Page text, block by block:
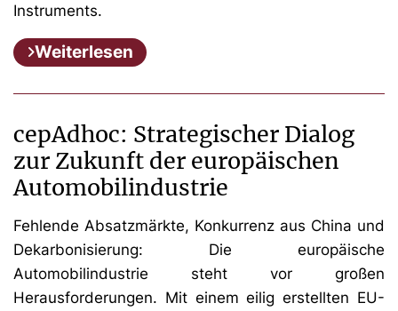
Instruments.
Weiterlesen
cepAdhoc: Strategischer Dialog
zur Zukunft der europäischen
Automobilindustrie
Fehlende Absatzmärkte, Konkurrenz aus China und
Dekarbonisierung: Die europäische
Automobilindustrie steht vor großen
Herausforderungen. Mit einem eilig erstellten EU-